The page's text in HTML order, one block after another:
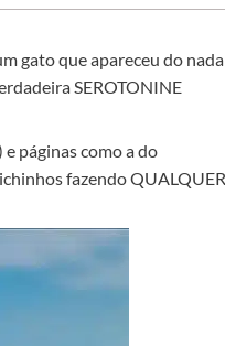
gato que apareceu do
SEROTONINE
páginas como a do
fazendo QUALQUER